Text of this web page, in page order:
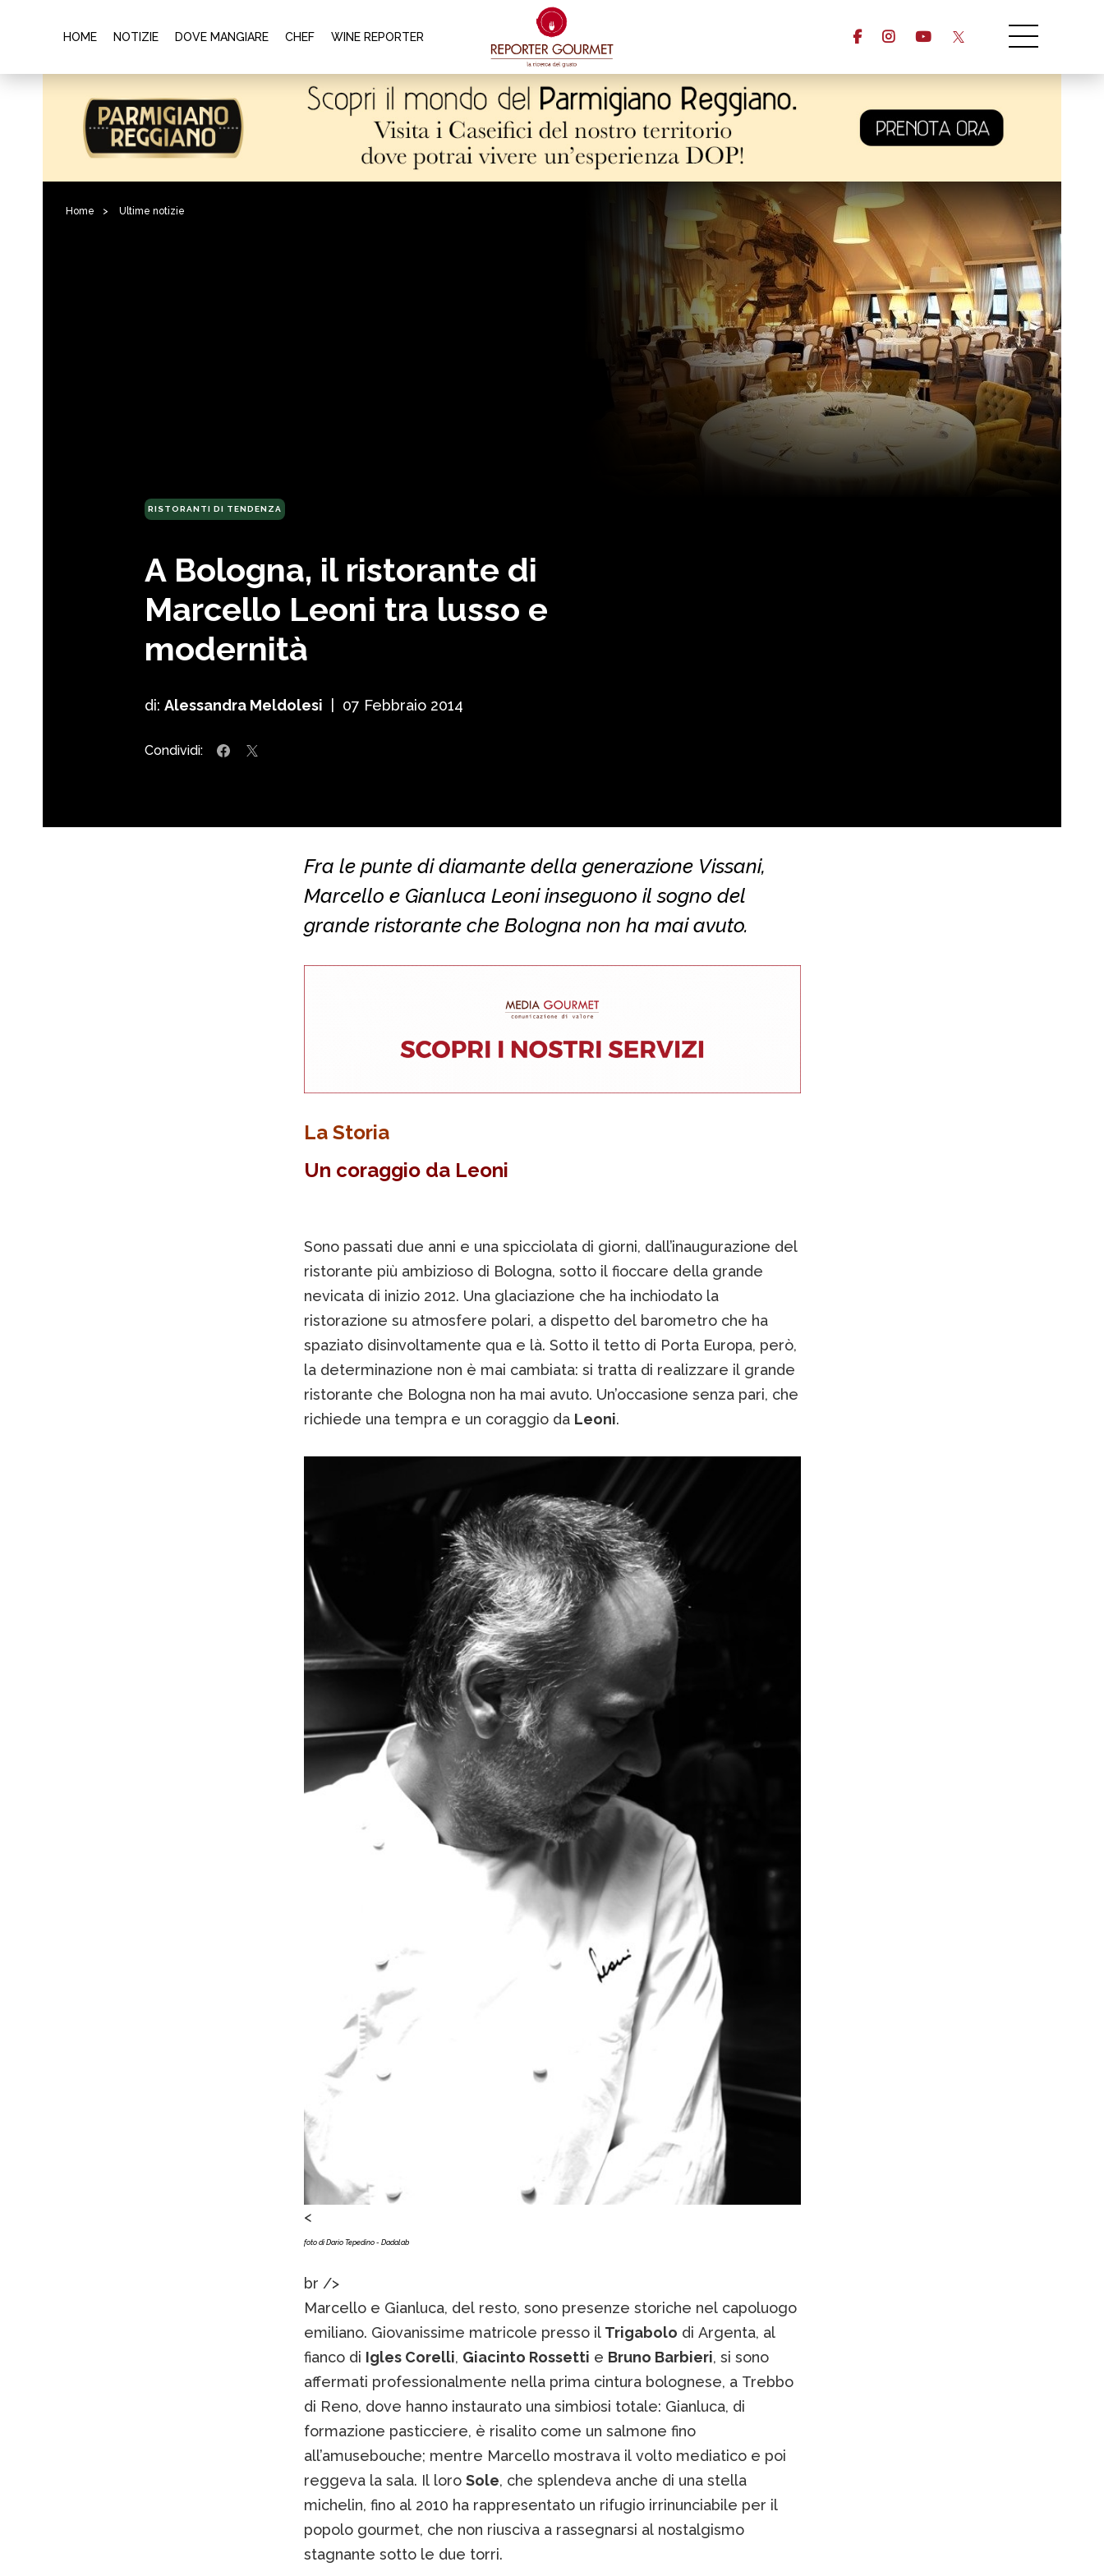
HOME NOTIZIE DOVE MANGIARE CHEF WINE REPORTER
Home > Ultime notizie
RISTORANTI DI TENDENZA
A Bologna, il ristorante di
Marcello Leoni tra lusso e
modernità
di: Alessandra Meldolesi 07 Febbraio 2014
Condividi:
Fra le punte di diamante della generazione Vissani,
Marcello e Gianluca Leoni inseguono il sogno del
grande ristorante che Bologna non ha mai avuto.
La Storia
Un coraggio da Leoni
Sono passati due anni e una spicciolata di giorni, dall’inaugurazione del
ristorante più ambizioso di Bologna, sotto il fioccare della grande
nevicata di inizio 2012. Una glaciazione che ha inchiodato la
ristorazione su atmosfere polari, a dispetto del barometro che ha
spaziato disinvoltamente qua e là. Sotto il tetto di Porta Europa, però,
la determinazione non è mai cambiata: si tratta di realizzare il grande
ristorante che Bologna non ha mai avuto. Un’occasione senza pari, che
richiede una tempra e un coraggio da Leoni.
<
foto di Dario Tepedino - Dadalab
br />
Marcello e Gianluca, del resto, sono presenze storiche nel capoluogo
emiliano. Giovanissime matricole presso ilTrigabolo di Argenta, al
fianco di Igles Corelli, Giacinto Rossetti e Bruno Barbieri, si sono
affermati professionalmente nella prima cintura bolognese, a Trebbo
di Reno, dove hanno instaurato una simbiosi totale: Gianluca, di
formazione pasticciere, è risalito come un salmone fino
all’amusebouche; mentre Marcello mostrava il volto mediatico e poi
reggeva la sala. Il loro Sole, che splendeva anche di una stella
michelin, fino al 2010 ha rappresentato un rifugio irrinunciabile per il
popolo gourmet, che non riusciva a rassegnarsi al nostalgismo
stagnante sotto le due torri.